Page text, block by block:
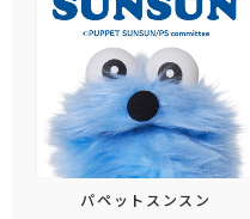
パペットスンスン